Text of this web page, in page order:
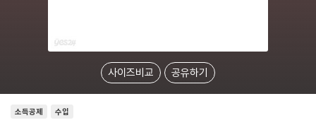
사이즈비교 공유하기
소득공제 수입